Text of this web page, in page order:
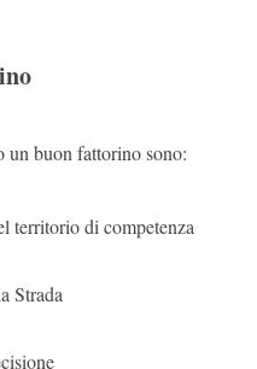
un buon fattorino sono:
territorio di competenza
Strada